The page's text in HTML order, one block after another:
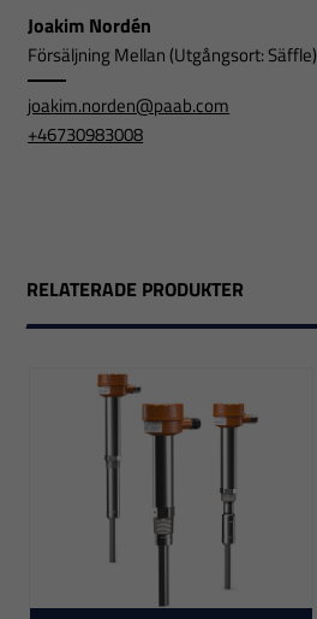
Joakim Nordén
Försäljning Mellan (Utgångsort: Säffle)
joakim.norden@paab.com
+46730983008
RELATERADE PRODUKTER